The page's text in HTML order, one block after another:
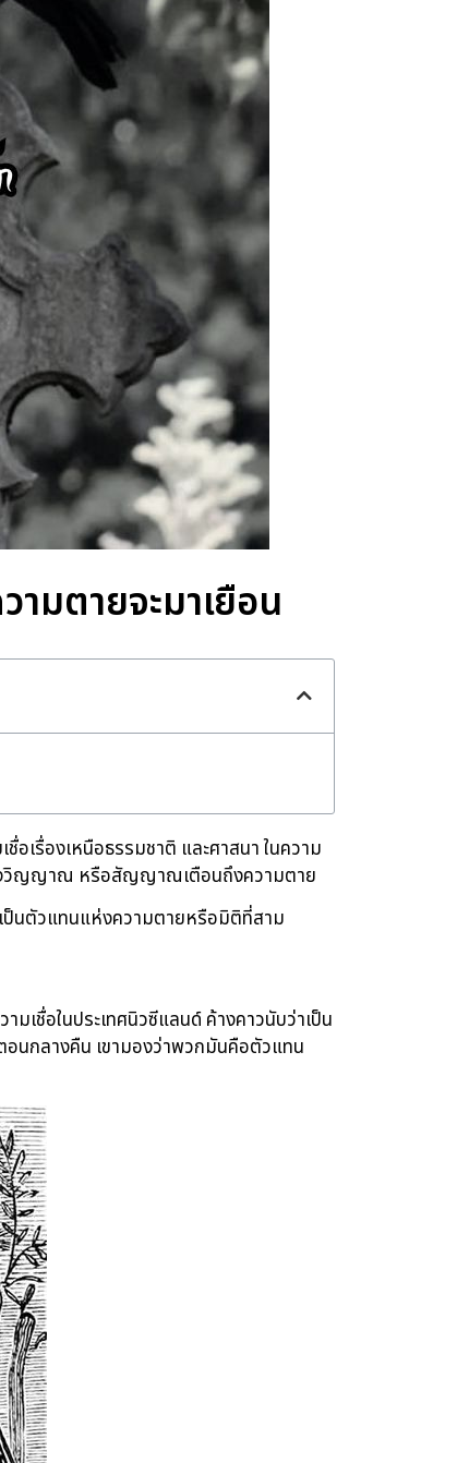
มตายจะมาเยือน
เรื่องเหนือธรรมชาติ และศาสนา ในความ
งวิญญาณ หรือสัญญาณเตือนถึงความตาย
ป็นตัวแทนแห่งความตายหรือมิติที่สาม
เชื่อในประเทศนิวซีแลนด์ ค้างคาวนับว่าเป็น
นกลางคืน เขามองว่าพวกมันคือตัวแทน